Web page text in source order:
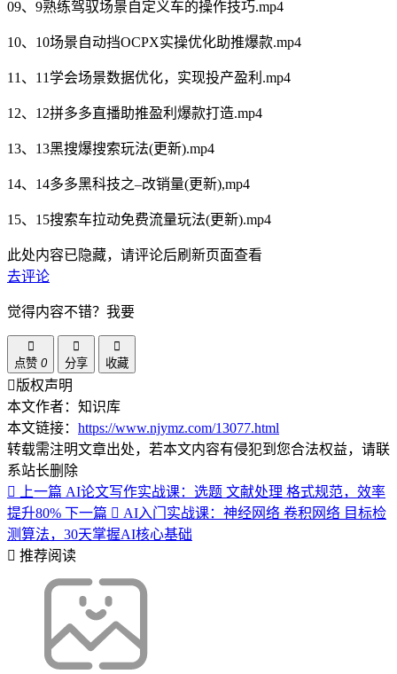
09、9熟练驾驭场景自定义车的操作技巧.mp4
10、10场景自动挡OCPX实操优化助推爆款.mp4
11、11学会场景数据优化，实现投产盈利.mp4
12、12拼多多直播助推盈利爆款打造.mp4
13、13黑搜爆搜索玩法(更新).mp4
14、14多多黑科技之–改销量(更新),mp4
15、15搜索车拉动免费流量玩法(更新).mp4
此处内容已隐藏，请评论后刷新页面查看
去评论
觉得内容不错？我要
点赞 0 分享 收藏
版权声明
本文作者：知识库
本文链接： https://www.njymz.com/13077.html
转载需注明文章出处，若本文内容有侵犯到您合法权益，请联
系站长删除
上一篇 AI论文写作实战课：选题 文献处理 格式规范，效率
提升80% 下一篇
AI入门实战课：神经网络 卷积网络 目标检
测算法，30天掌握AI核心基础
推荐阅读